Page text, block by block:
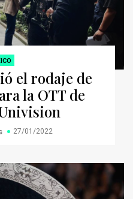
el rodaje de
la OTT de
27/01/2022